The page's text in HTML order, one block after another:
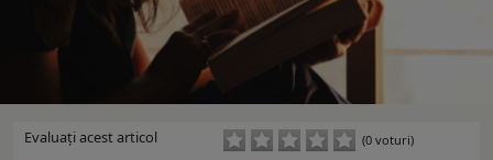
Evaluaţi acest articol (0 voturi)